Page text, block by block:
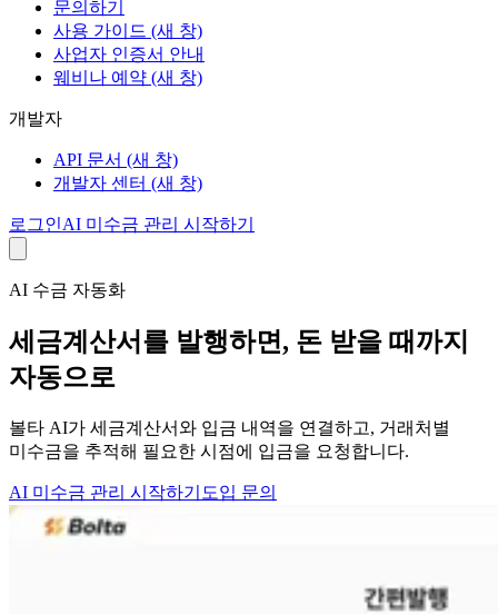
문의하기
사용 가이드 (새 창)
사업자 인증서 안내
웨비나 예약 (새 창)
개발자
API 문서 (새 창)
개발자 센터 (새 창)
로그인AI 미수금 관리 시작하기
AI 수금 자동화
세금계산서를 발행하면, 돈 받을 때까지
자동으로
볼타 AI가 세금계산서와 입금 내역을 연결하고, 거래처별
미수금을 추적해 필요한 시점에 입금을 요청합니다.
AI 미수금 관리 시작하기 도입 문의